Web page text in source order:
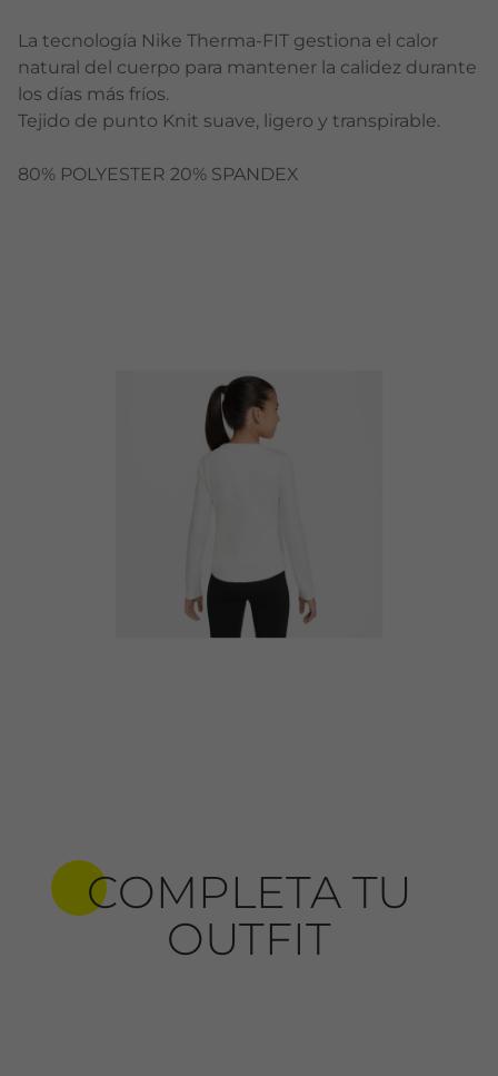
La tecnología Nike Therma-FIT gestiona el calor
natural del cuerpo para mantener la calidez durante
los días más fríos.
Tejido de punto Knit suave, ligero y transpirable.
80% POLYESTER 20% SPANDEX
COMPLETA TU
OUTFIT